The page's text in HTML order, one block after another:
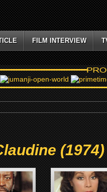
FILM INTERVIEW
(1974)